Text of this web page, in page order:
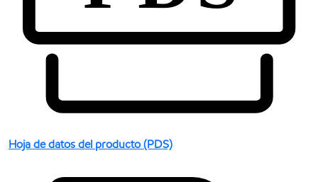
Hoja de datos del producto (PDS)